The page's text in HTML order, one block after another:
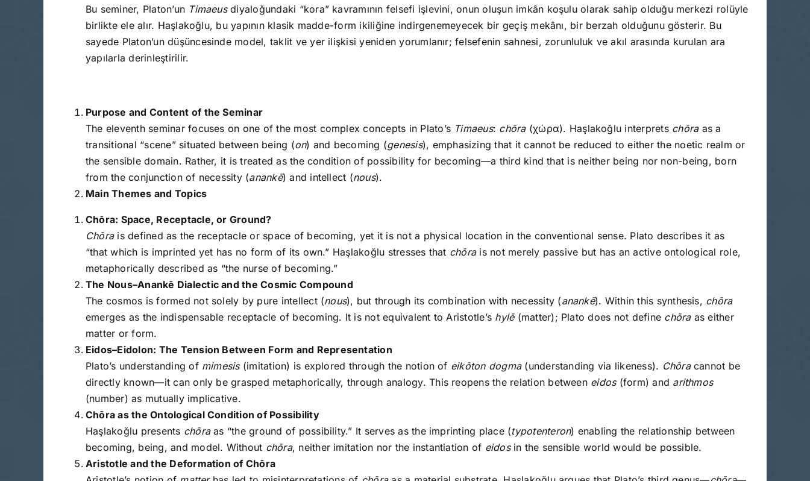
Bu seminer, Platon’un Timaeusdiyaloğundaki “kora” kavramının felsefi işlevini, onun oluşun imkân koşulu olarak sahip olduğu merkezi rolüyle
birlikte ele alır. Haşlakoğlu, bu yapının klasik madde-form ikiliğine indirgenemeyecek bir geçiş mekânı, bir berzah olduğunu gösterir. Bu
sayede Platon’un düşüncesinde model, taklit ve yer ilişkisi yeniden yorumlanır; felsefenin sahnesi, zorunluluk ve akıl arasında kurulan ara
yapılarla derinleştirilir.
Purpose and Content of the Seminar
The eleventh seminar focuses on one of the most complex concepts in Plato’s Timaeus: chōra(χώρα). Haşlakoğlu interprets chōraas a
transitional “scene” situated between being (on) and becoming (genesis), emphasizing that it cannot be reduced to either the noetic realm or
the sensible domain. Rather, it is treated as the condition of possibility for becoming—a third kind that is neither being nor non-being, born
from the conjunction of necessity (anankē) and intellect (nous).
Main Themes and Topics
Chōra: Space, Receptacle, or Ground?
Chōrais defined as the receptacle or space of becoming, yet it is not a physical location in the conventional sense. Plato describes it as
“that which is imprinted yet has no form of its own.” Haşlakoğlu stresses that chōrais not merely passive but has an active ontological role,
metaphorically described as “the nurse of becoming.”
The Nous–Anankē Dialectic and the Cosmic Compound
The cosmos is formed not solely by pure intellect (nous), but through its combination with necessity (anankē). Within this synthesis, chōra
emerges as the indispensable receptacle of becoming. It is not equivalent to Aristotle’s hylē(matter); Plato does not define chōraas either
matter or form.
Eidos–Eidolon: The Tension Between Form and Representation
Plato’s understanding of mimesis(imitation) is explored through the notion of eikōton dogma(understanding via likeness). Chōracannot be
directly known—it can only be grasped metaphorically, through analogy. This reopens the relation between eidos(form) and arithmos
(number) as mutually implicative.
Chōra as the Ontological Condition of Possibility
Haşlakoğlu presents chōraas “the ground of possibility.” It serves as the imprinting place (typotenteron) enabling the relationship between
becoming, being, and model. Without chōra, neither imitation nor the instantiation of eidosin the sensible world would be possible.
Aristotle and the Deformation of Chōra